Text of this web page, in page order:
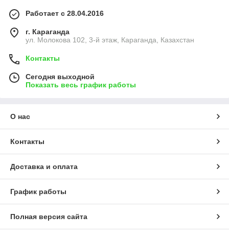
Работает с 28.04.2016
г. Караганда
ул. Молокова 102, 3-й этаж, Караганда, Казахстан
Контакты
Сегодня выходной
Показать весь график работы
О нас
Контакты
Доставка и оплата
График работы
Полная версия сайта